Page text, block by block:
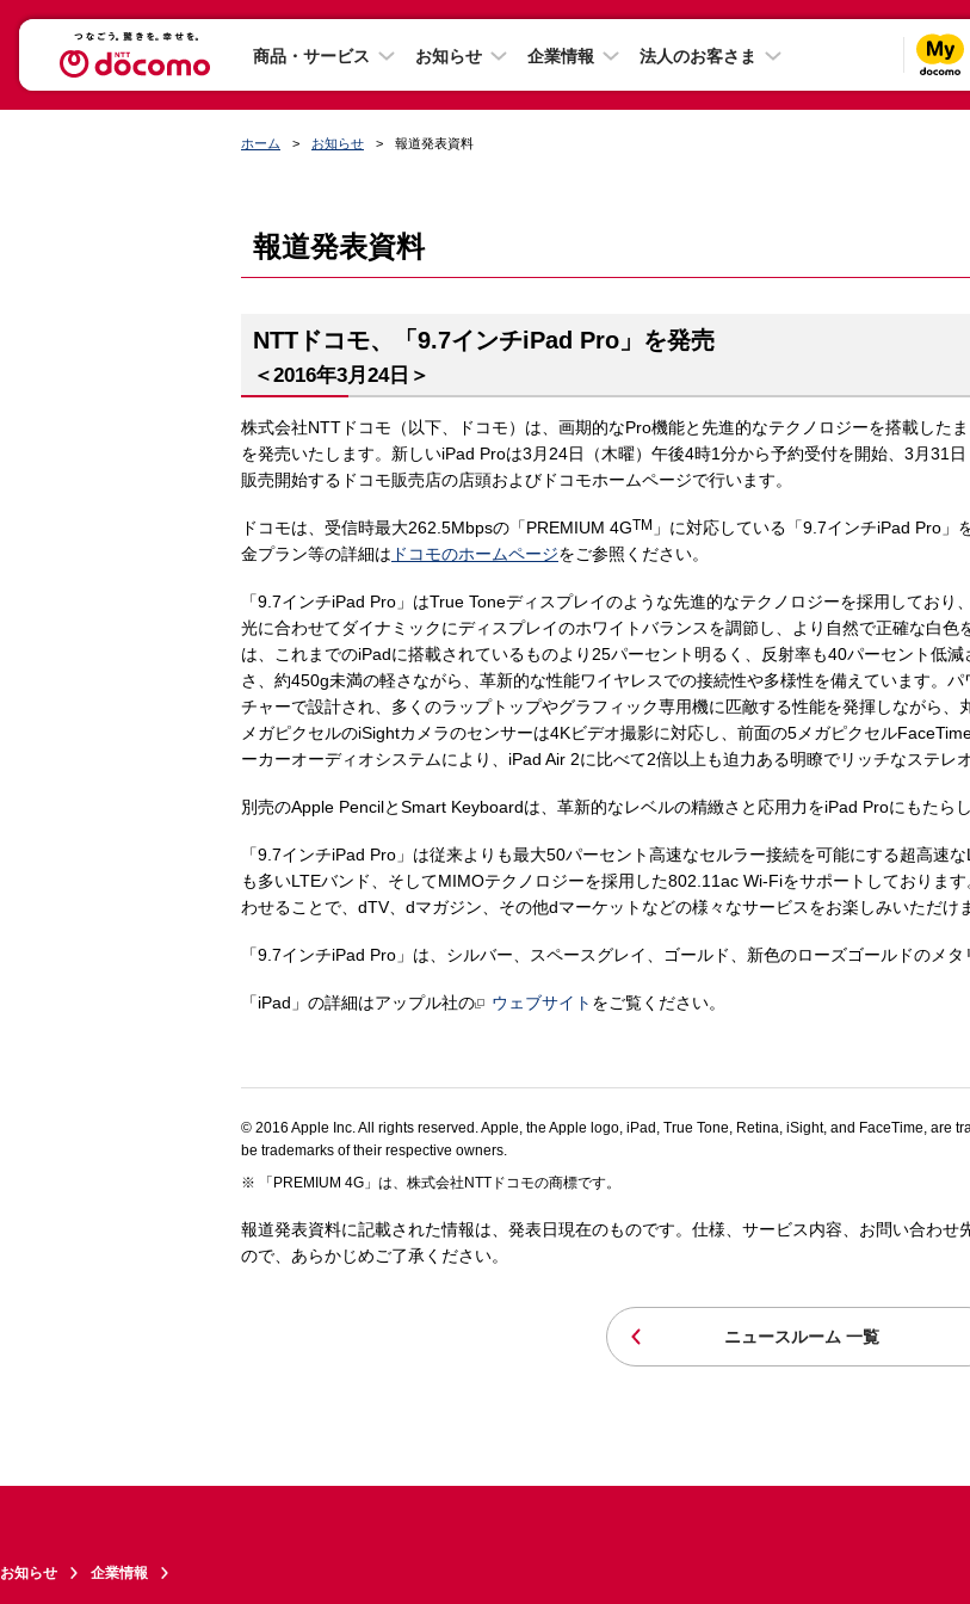
商品・サービス お知らせ 企業情報 法人のお客さま
ホーム お知らせ 報道発表資料
報道発表資料
NTTドコモ、「9.7インチiPad Pro」を発売
＜2016年3月24日＞
株式会社NTTドコモ（以下、ドコモ）は、画期的なPro機能と先進的なテクノロジーを搭載した
を発売いたします。新しいiPad Proは3月24日（木曜）午後4時1分から予約受付を開始、3月31
販売開始するドコモ販売店の店頭およびドコモホームページで行います。
ドコモは、受信時最大262.5Mbpsの「PREMIUM 4GTM 」に対応している「9.7インチiPad Pro
金プラン等の詳細は ドコモのホームページをご参照ください。
「9.7インチiPad Pro」はTrue Toneディスプレイのような先進的なテクノロジーを採用してお
光に合わせてダイナミックにディスプレイのホワイトバランスを調節し、より自然で正確な白
は、これまでのiPadに搭載されているものより25パーセント明るく、反射率も40パーセント低
さ、約450g未満の軽さながら、革新的な性能ワイヤレスでの接続性や多様性を備えています。
チャーで設計され、多くのラップトップやグラフィック専用機に匹敵する性能を発揮しながら
メガピクセルのiSightカメラのセンサーは4Kビデオ撮影に対応し、前面の5メガピクセル
ーカーオーディオシステムにより、iPad Air 2に比べて2倍以上も迫力ある明瞭でリッチなステレ
別売のApple PencilとSmart Keyboardは、革新的なレベルの精緻さと応用力をiPad Proにもたらし
「9.7インチiPad Pro」は従来よりも最大50パーセント高速なセルラー接続を可能にする超高速
も多いLTEバンド、そしてMIMOテクノロジーを採用した802.11ac Wi-Fiをサポートしておりま
わせることで、dTV、dマガジン、その他dマーケットなどの様々なサービスをお楽しみいただけ
「9.7インチiPad Pro」は、シルバー、スペースグレイ、ゴールド、新色のローズゴールドのメタ
「iPad」の詳細はアップル社の ウェブサイト をご覧ください。
© 2016 Apple Inc. All rights reserved. Apple, the Apple logo, iPad, True Tone, Retina, iSight, and FaceTime, are
be trademarks of their respective owners.
「PREMIUM 4G」は、株式会社NTTドコモの商標です。
報道発表資料に記載された情報は、発表日現在のものです。仕様、サービス内容、お問い合わ
ので、あらかじめご了承ください。
ニュースルーム 一覧
お知らせ 企業情報